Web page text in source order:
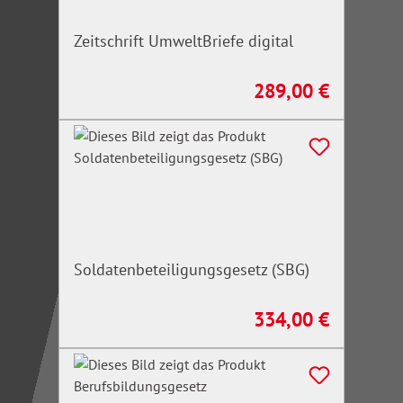
Zeitschrift UmweltBriefe digital
Regulärer Preis:
289,00 €
Soldatenbeteiligungsgesetz (SBG)
Regulärer Preis:
334,00 €